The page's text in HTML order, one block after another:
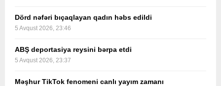
Dörd nəfəri bıçaqlayan qadın həbs edildi
5 Avqust 2026, 23:46
ABŞ deportasiya reysini bərpa etdi
5 Avqust 2026, 23:37
Məşhur TikTok fenomeni canlı yayım zamanı